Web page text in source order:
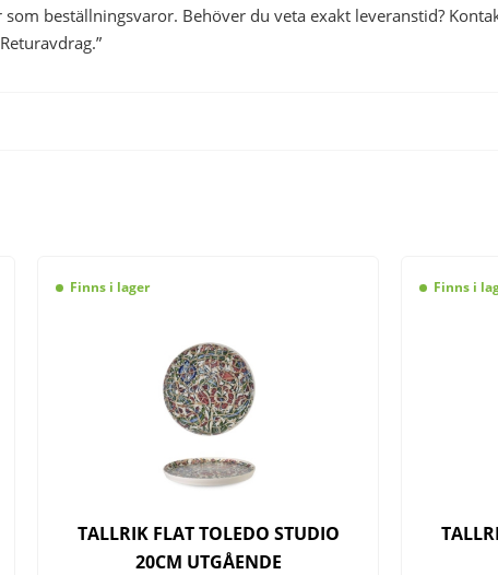
beställningsvaror. Behöver du veta exakt leveranstid?
Finns i lager
TALLRIK FLAT TOLEDO STUDIO
20CM UTGÅENDE
Finns i